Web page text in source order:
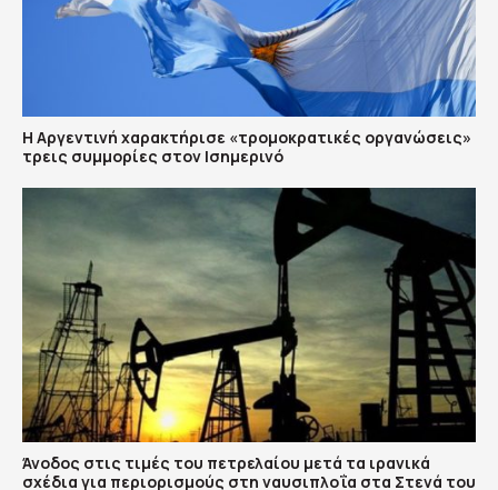
Η Αργεντινή χαρακτήρισε «τρομοκρατικές οργανώσεις»
τρεις συμμορίες στον Ισημερινό
Άνοδος στις τιμές του πετρελαίου μετά τα ιρανικά
σχέδια για περιορισμούς στη ναυσιπλοΐα στα Στενά του